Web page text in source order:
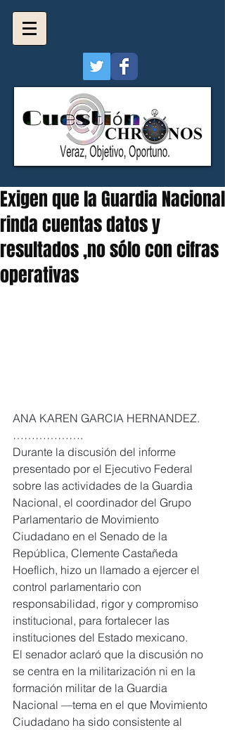
Exigen que la Guardia Nacional
rinda cuentas datos y
resultados ,no sólo con cifras
operativas
ANA KAREN GARCIA HERNANDEZ.
……………….
Durante la discusión del informe
presentado por el Ejecutivo Federal
sobre las actividades de la Guardia
Nacional, el coordinador del Grupo
Parlamentario de Movimiento
Ciudadano en el Senado de la
República, Clemente Castañeda
Hoeflich, hizo un llamado a ejercer el
control parlamentario con
responsabilidad, rigor y compromiso
institucional, para fortalecer las
instituciones del Estado mexicano.
El senador aclaró que la discusión no
se centra en la militarización ni en la
formación militar de la Guardia
Nacional —tema en el que Movimiento
Ciudadano ha sido consistente al